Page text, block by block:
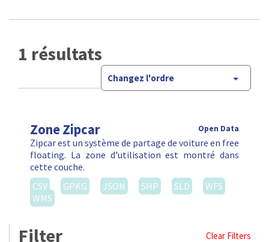
1 résultats
Changez l'ordre
Zone Zipcar Open Data
Zipcar est un système de partage de voiture en free
floating. La zone d'utilisation est montré dans
cette couche.
CSV
GPKG JSON SHP SLD
WFS
WMS
Filter Clear Filters